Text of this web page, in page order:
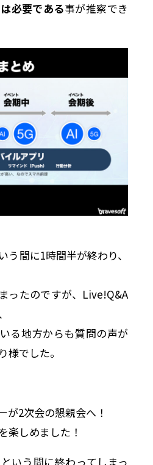
必要である事が推察でき
う間に1時間半が終わり、
ったのですが、Live!Q&A
る地方からも質問の声が
様でした。
が2次会の懇親会へ！
楽しめました！
いう間に終わってしまっ